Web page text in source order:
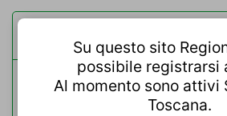
Bolzano Lago di Braies
Su questo sito
possibile registrarsi
Al momento sono attivi
Toscana.